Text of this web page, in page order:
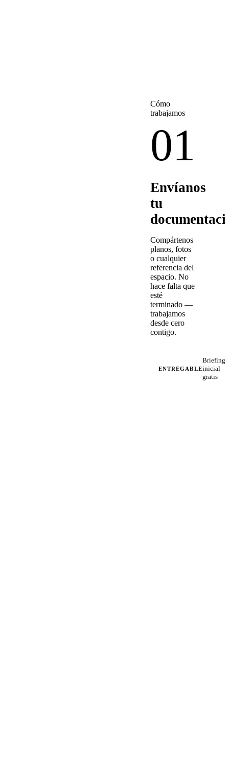
Cómo
trabajamos
01
Envíanos
tu
Compártenos
planos, fotos
o cualquier
referencia del
espacio. No
hace falta que
esté
terminado —
trabajamos
desde cero
contigo.
ENTREGABLE
Briefing
inicial
gratis